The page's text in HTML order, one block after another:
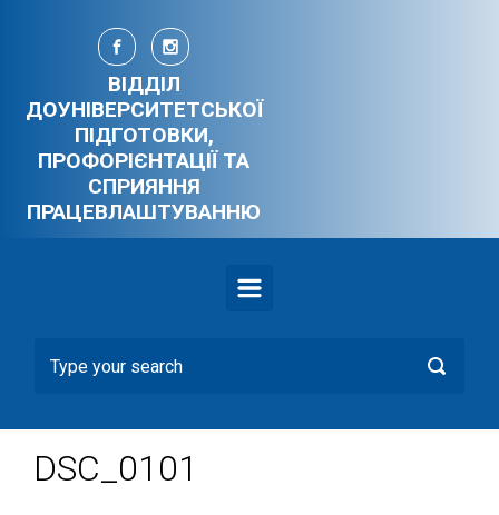
Skip to main content
ВІДДІЛ
ДОУНІВЕРСИТЕТСЬКОЇ
ПІДГОТОВКИ,
ПРОФОРІЄНТАЦІЇ ТА
СПРИЯННЯ
ПРАЦЕВЛАШТУВАННЮ
DSC_0101